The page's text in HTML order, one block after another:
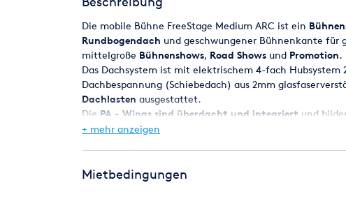
Die mobile Bühne FreeStage Medium ARC ist ein
Rundbogendach und geschwungener Bühnenkante für
mittelgroße Bühnenshows, Road Shows und Promotion.
Das Dachsystem ist mit elektrischem 4-fach Hubsystem
Dachbespannung (Schiebedach) aus 2mm
Dachlasten ausgestattet.
Die PA - Wings sind überdacht und integriert und
Aufbaumechanismus der Bühne und machen
Technische Daten:
+ mehr anzeigen
Mietbedingungen